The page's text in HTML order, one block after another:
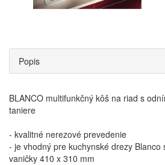
Popis
BLANCO multifunkčný kôš na riad s
taniere
- kvalitné nerezové prevedenie
- je vhodný pre kuchynské drezy Blanco
vaničky 410 x 310 mm